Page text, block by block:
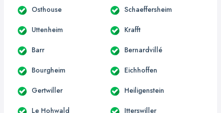
Osthouse Schaeffersheim
Uttenheim Krafft
Barr Bernardvillé
Bourgheim Eichhoffen
Gertwiller Heiligenstein
Le Hohwald Itterswiller